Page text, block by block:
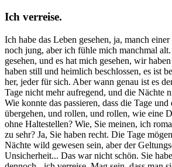
Ich verreise.
Ich habe das Leben gesehen, ja, manch
noch jung, aber ich fühle mich manchmal
gesehen, und es hat mich gesehen, wir
haben still und heimlich beschlossen, es ist
her, jeder für sich. Aber wann genau ist es
Tage nicht mehr aufregend, und die Nächte
Wie konnte das passieren, dass die Tage
übergehen, und rollen, und rollen, wie eine
ohne Haltestellen? Wie, Sie meinen, ich
zu sehr? Ja, Sie haben recht. Die Tage
Nächte wild gewesen sein, aber der
Unsicherheit... Das war nicht schön. Sie